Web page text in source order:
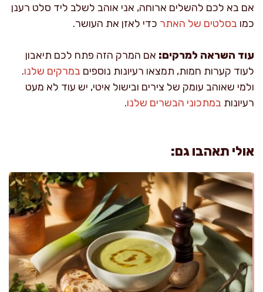
אם בא לכם להשלים ארוחה, אני אוהב לשלב ליד סלט רענן
כמו בסלטים של האתר כדי לאזן את העושר.
עוד השראה למרקים: אם המרק הזה פתח לכם תיאבון
לעוד קערות חמות, תמצאו רעיונות נוספים במרקים שלנו.
ולמי שאוהב עומק של צירים ובישול איטי, יש עוד לא מעט
רעיונות במתכוני הבשרים שלנו.
אולי תאהבו גם: